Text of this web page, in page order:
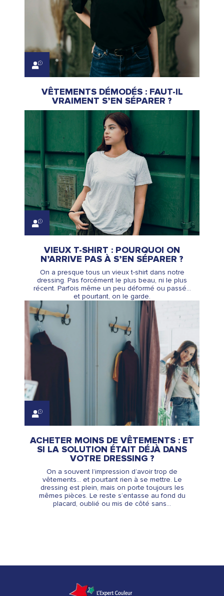
VÊTEMENTS DÉMODÉS : FAUT-IL
VRAIMENT S’EN SÉPARER ?
VIEUX T-SHIRT : POURQUOI ON
N’ARRIVE PAS À S’EN SÉPARER ?
On a presque tous un vieux t-shirt dans notre
dressing. Pas forcément le plus beau, ni le plus
récent. Parfois même un peu déformé ou passé…
et pourtant, on le garde.
ACHETER MOINS DE VÊTEMENTS : ET
SI LA SOLUTION ÉTAIT DÉJÀ DANS
VOTRE DRESSING ?
On a souvent l’impression d’avoir trop de
vêtements… et pourtant rien à se mettre. Le
dressing est plein, mais on porte toujours les
mêmes pièces. Le reste s’entasse au fond du
placard, oublié ou mis de côté sans...